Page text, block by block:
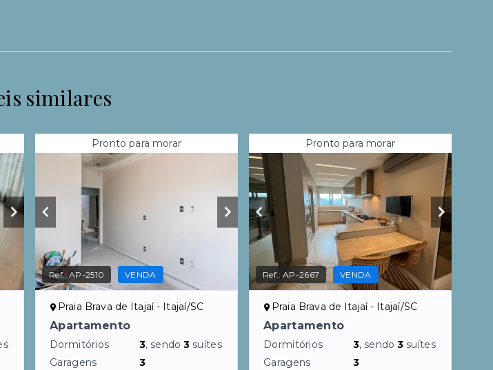
similares
Pronto para morar
Ref.:AP-2510 VENDA
Praia Brava de Itajaí - Itajaí/SC
Apartamento
Dormitórios 3, sendo3 suítes
Garagens
3
Pronto para morar
Ref.:AP-2667 VENDA
Praia Brava de Itajaí - Itajaí/SC
Apartamento
Dormitórios 3, sendo3 suítes
Garagens
3